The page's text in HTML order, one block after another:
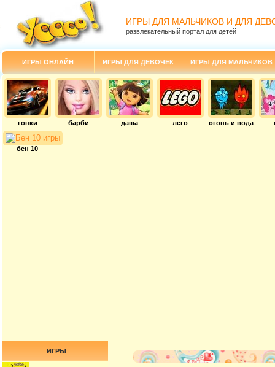
ИГРЫ ДЛЯ МАЛЬЧИКОВ И ДЛЯ
развлекательный портал для детей
ИГРЫ ОНЛАЙН ИГРЫ ДЛЯ ДЕВОЧЕК ИГРЫ ДЛЯ МАЛЬЧИКОВ
гонки барби даша лего огонь и вода
бен 10
ИГРЫ